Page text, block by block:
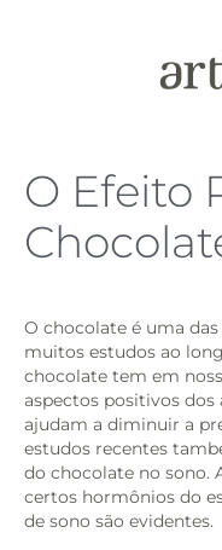
O Efeito
O chocolate é uma
muitos estudos ao
chocolate tem em
aspectos positivos dos
ajudam a diminuir a
estudos recentes
do chocolate no sono.
certos hormônios do
de sono são evidentes.